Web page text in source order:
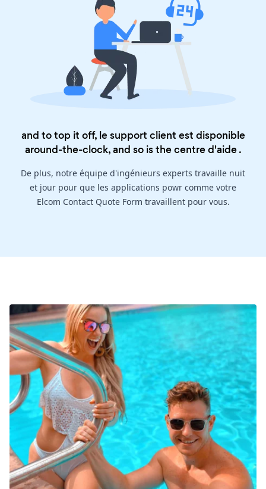
and to top it off, le support client est disponible
around-the-clock, and so is thecentre d'aide.
De plus, notre équipe d'ingénieurs experts travaille nuit
et jour pour que les applications powr comme votre
Elcom Contact Quote Form travaillent pour vous.